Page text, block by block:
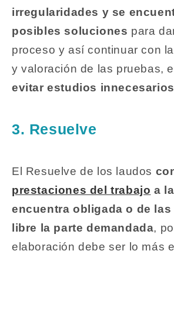
irregularidades y se
posibles soluciones para
proceso y así continuar con
y valoración de las pruebas,
evitar estudios innecesarios
3. Resuelve
El Resuelve de los laudos
prestaciones del trabajo a
encuentra obligada o de las
libre la parte demandada,
elaboración debe ser lo más